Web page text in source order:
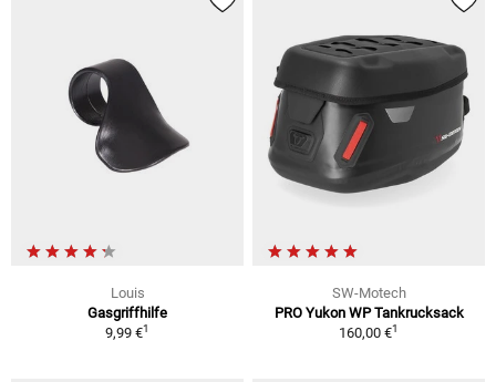
Louis
Gasgriffhilfe
9,99 €1
SW-Motech
PRO Yukon WP Tankrucksack
160,00 €1